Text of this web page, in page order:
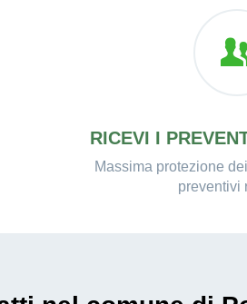
RICEVI I
Massima protezione
preventivi